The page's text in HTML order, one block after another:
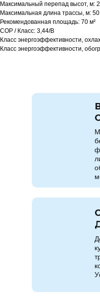
Максимальный перепад высот, м:
Максимальная длина трассы, м: 50
Рекомендованная площадь: 70 м²
COP / Класс: 3,44/B
Класс энергоэффективности,
Класс энергоэффективности,